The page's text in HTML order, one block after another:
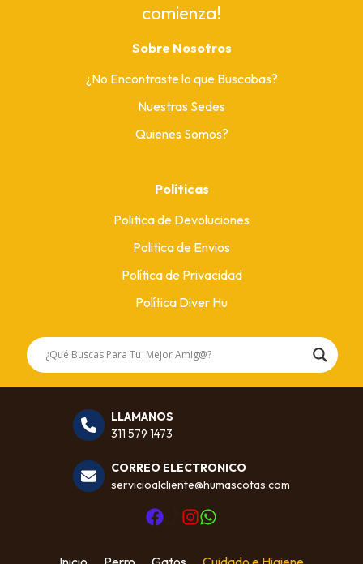
comienza!
Sobre Nosotros
¿No Encontraste lo que Buscabas?
Nuestras Sedes
Quienes Somos?
Políticas
Politica de Devoluciones
Politica de Envios
Política de Privacidad
Política Diver Hu
LLAMANOS
311 579 1473
CORREO ELECTRONICO
servicioalcliente@humascotas.com